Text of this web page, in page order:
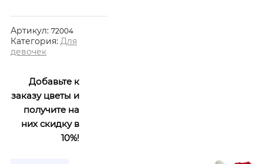
Артикул: 72004
Категория: Для
девочек
Добавьте к
заказу цветы и
получите на
них скидку в
10%!